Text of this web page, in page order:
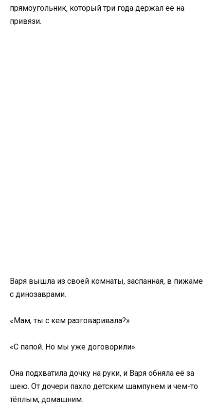
прямоугольник, который три года держал её на
привязи.
Варя вышла из своей комнаты, заспанная, в пижаме
с динозаврами.
«Мам, ты с кем разговаривала?»
«С папой. Но мы уже договорили».
Она подхватила дочку на руки, и Варя обняла её за
шею. От дочери пахло детским шампунем и чем-то
тёплым, домашним.